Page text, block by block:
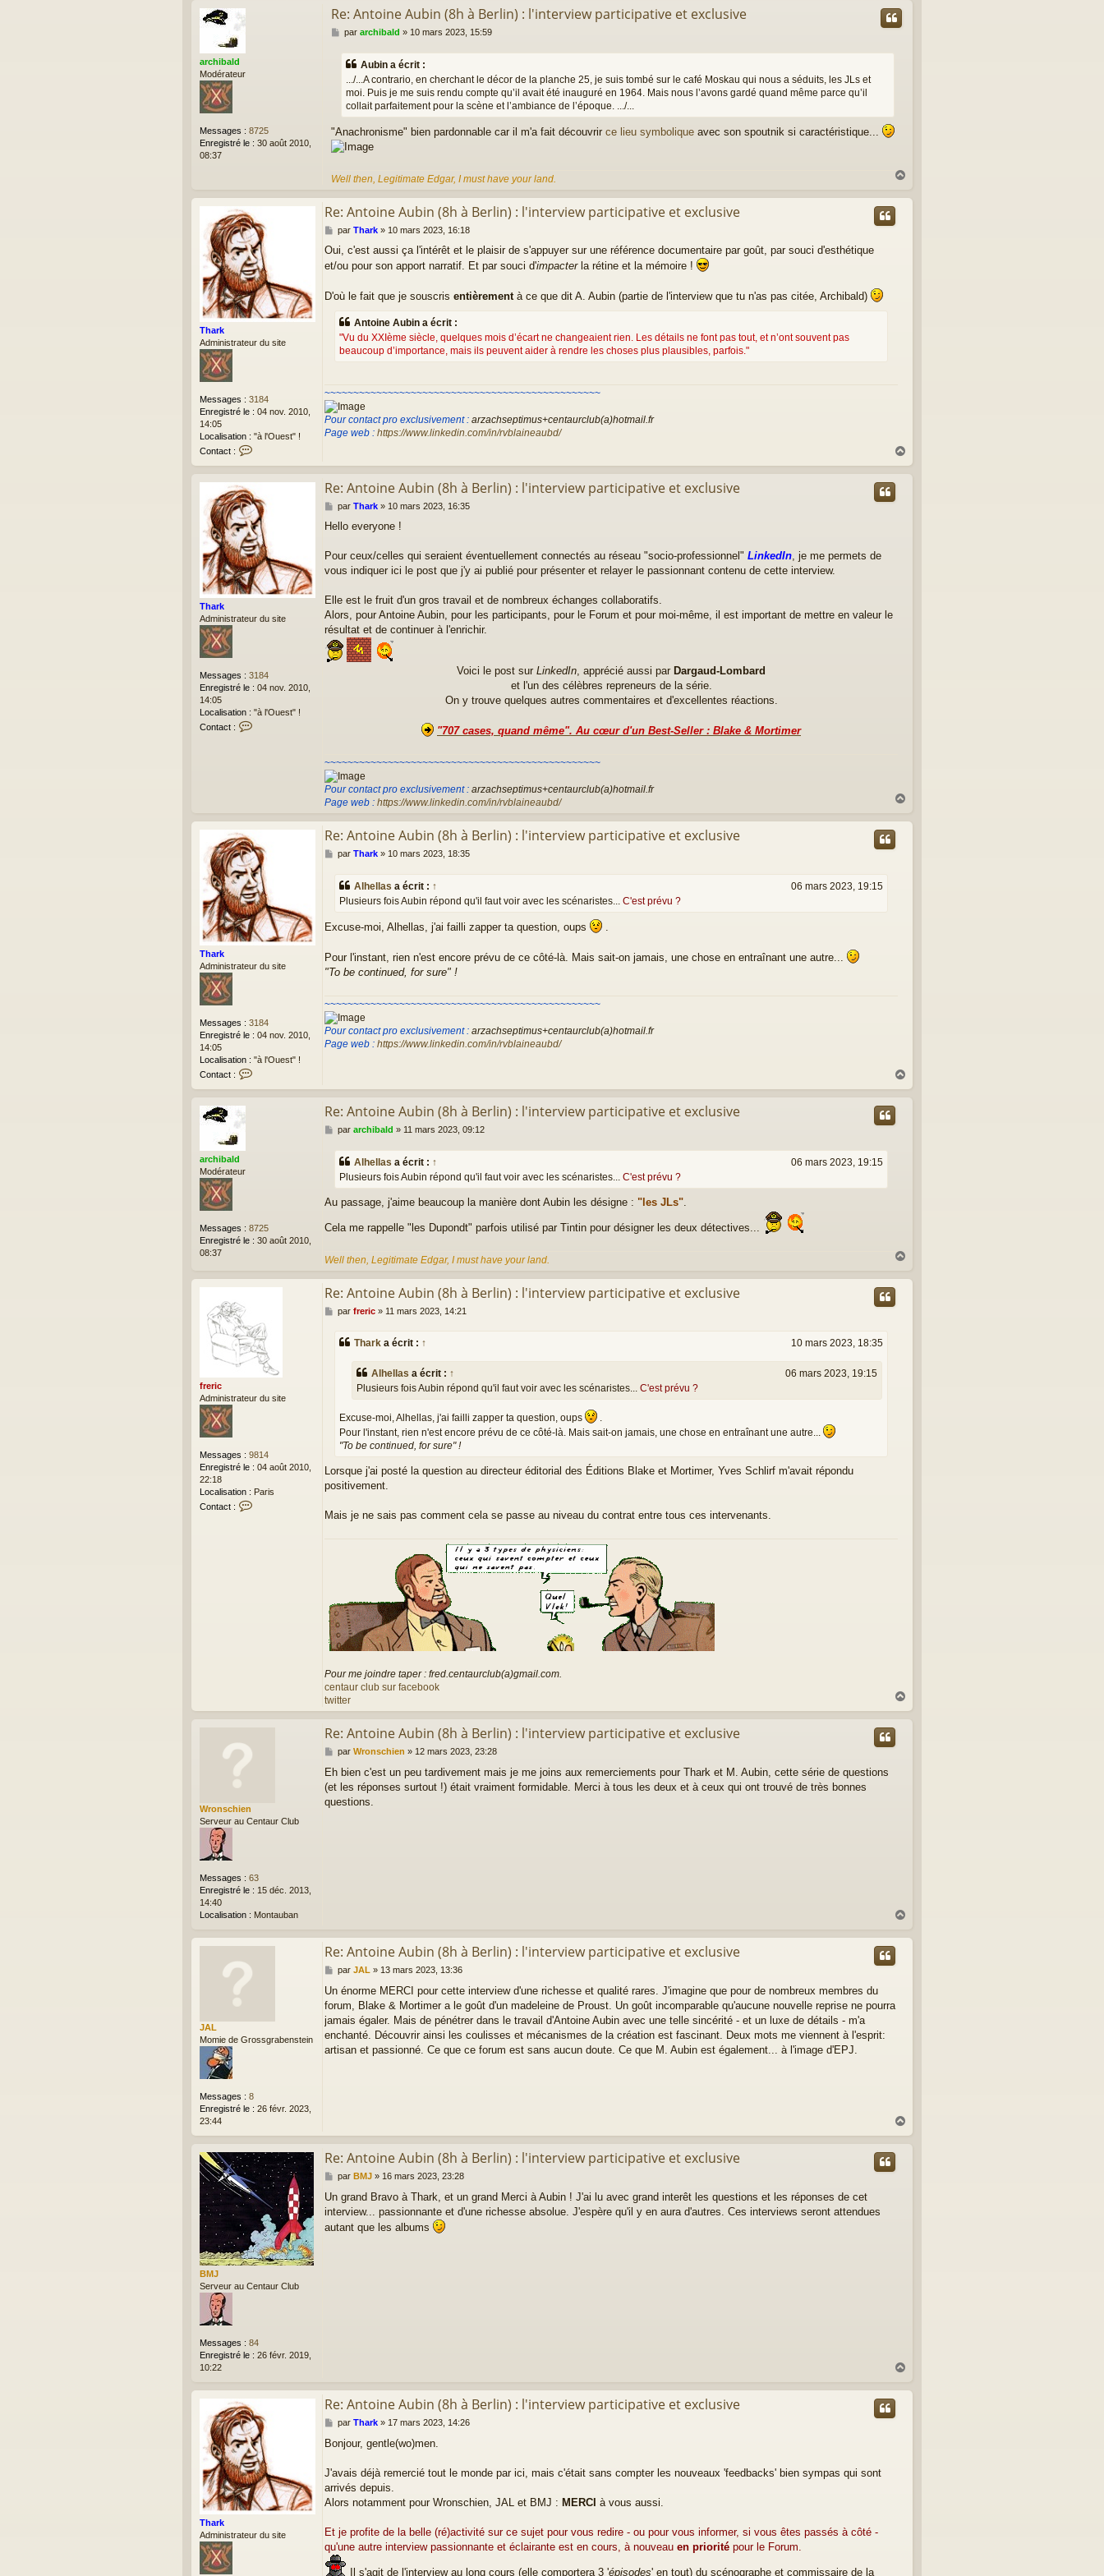
archibald
Modérateur
Messages : 8725
Enregistré le : 30 août 2010,
08:37
Re: Antoine Aubin (8h à Berlin) : l'interview participative et exclusive
M
s
par archibald » 10 mars 2023, 15:59
Aubin a écrit :
.../...A contrario, en cherchant le décor de la planche 25, je suis tombé sur le café Moskau qui nous a séduits, les JLs et
moi. Puis je me suis rendu compte qu’il avait été inauguré en 1964. Mais nous l’avons gardé quand même parce qu’il
collait parfaitement pour la scène et l’ambiance de l’époque. .../...
"Anachronisme" bien pardonnable car il m'a fait découvrir ce lieu symbolique avec son spoutnik si caractéristique...
Well then, Legitimate Edgar, I must have your land.
u
Thark
Administrateur du site
Messages : 3184
Enregistré le : 04 nov. 2010,
14:05
Localisation : "à l'Ouest" !
Contact :
t
a
c
t
e
r
T
h
a
r
Re: Antoine Aubin (8h à Berlin) : l'interview participative et exclusive
M
s
s
e
par Thark» 10 mars 2023, 16:18
Oui, c'est aussi ça l'intérêt et le plaisir de s'appuyer sur une référence documentaire par goût, par souci d'esthétique
et/ou pour son apport narratif. Et par souci d'impacterla rétine et la mémoire !
D'où le fait que je souscris entièrementà ce que dit A. Aubin (partie de l'interview que tu n'as pas citée, Archibald)
Antoine Aubin a écrit :
"Vu du XXIème siècle, quelques mois d’écart ne changeaient rien. Les détails ne font pas tout, et n’ont souvent pas
beaucoup d’importance, mais ils peuvent aider à rendre les choses plus plausibles, parfois."
~~~~~~~~~~~~~~~~~~~~~~~~~~~~~~~~~~~~~~~~~~~~~~~~
Pour contact pro exclusivement : arzachseptimus+centaurclub(a)hotmail.fr
Page web : https://www.linkedin.com/in/rvblaineaubd/
a
u
Thark
Administrateur du site
Messages : 3184
Enregistré le : 04 nov. 2010,
14:05
Localisation : "à l'Ouest" !
Contact :
r
h
a
r
k
Re: Antoine Aubin (8h à Berlin) : l'interview participative et exclusive
M
s
a
g
par Thark» 10 mars 2023, 16:35
Hello everyone !
Pour ceux/celles qui seraient éventuellement connectés au réseau "socio-professionnel" LinkedIn, je me permets de
vous indiquer ici le post que j'y ai publié pour présenter et relayer le passionnant contenu de cette interview.
Elle est le fruit d'un gros travail et de nombreux échanges collaboratifs.
Alors, pour Antoine Aubin, pour les participants, pour le Forum et pour moi-même, il est important de mettre en valeur le
résultat et de continuer à l'enrichir.
Voici le post sur LinkedIn, apprécié aussi par Dargaud-Lombard
et l'un des célèbres repreneurs de la série.
On y trouve quelques autres commentaires et d'excellentes réactions.
"707 cases, quand même". Au cœur d'un Best-Seller : Blake & Mortimer
~~~~~~~~~~~~~~~~~~~~~~~~~~~~~~~~~~~~~~~~~~~~~~~~
Pour contact pro exclusivement : arzachseptimus+centaurclub(a)hotmail.fr
Page web : https://www.linkedin.com/in/rvblaineaubd/
u
Thark
Administrateur du site
Messages : 3184
Enregistré le : 04 nov. 2010,
14:05
Localisation : "à l'Ouest" !
Contact :
k
Re: Antoine Aubin (8h à Berlin) : l'interview participative et exclusive
M
s
g
e
par Thark» 10 mars 2023, 18:35
Alhellas a écrit : ↑
06 mars 2023, 19:15
Plusieurs fois Aubin répond qu'il faut voir avec les scénaristes... C'est prévu ?
Excuse-moi, Alhellas, j'ai failli zapper ta question, oups
Pour l'instant, rien n'est encore prévu de ce côté-là. Mais sait-on jamais, une chose en entraînant une autre...
"To be continued, for sure" !
~~~~~~~~~~~~~~~~~~~~~~~~~~~~~~~~~~~~~~~~~~~~~~~~
Pour contact pro exclusivement : arzachseptimus+centaurclub(a)hotmail.fr
Page web : https://www.linkedin.com/in/rvblaineaubd/
a
u
archibald
Modérateur
Messages : 8725
Enregistré le : 30 août 2010,
08:37
Re: Antoine Aubin (8h à Berlin) : l'interview participative et exclusive
M
s
g
e
par archibald » 11 mars 2023, 09:12
Alhellas a écrit : ↑
06 mars 2023, 19:15
Plusieurs fois Aubin répond qu'il faut voir avec les scénaristes... C'est prévu ?
Au passage, j'aime beaucoup la manière dont Aubin les désigne : "les JLs"
Cela me rappelle "les Dupondt" parfois utilisé par Tintin pour désigner les deux détectives...
Well then, Legitimate Edgar, I must have your land.
u
freric
Administrateur du site
Messages : 9814
Enregistré le : 04 août 2010,
22:18
Localisation : Paris
Contact :
Re: Antoine Aubin (8h à Berlin) : l'interview participative et exclusive
M
s
par freric» 11 mars 2023, 14:21
Thark a écrit : ↑ 10 mars 2023, 18:35
Alhellas a écrit : ↑
06 mars 2023, 19:15
Plusieurs fois Aubin répond qu'il faut voir avec les scénaristes... C'est prévu ?
Excuse-moi, Alhellas, j'ai failli zapper ta question, oups
.
Pour l'instant, rien n'est encore prévu de ce côté-là. Mais sait-on jamais, une chose en entraînant une autre...
"To be continued, for sure" !
Lorsque j'ai posté la question au directeur éditorial des Éditions Blake et Mortimer, Yves Schlirf m'avait répondu
positivement.
Mais je ne sais pas comment cela se passe au niveau du contrat entre tous ces intervenants.
Pour me joindre taper : fred.centaurclub(a)gmail.com.
centaur club sur facebook
twitter
a
u
Wronschien
Serveur au Centaur Club
Messages : 63
Enregistré le : 15 déc. 2013,
14:40
Localisation : Montauban
Re: Antoine Aubin (8h à Berlin) : l'interview participative et exclusive
M
s
s
a
par Wronschien » 12 mars 2023, 23:28
Eh bien c'est un peu tardivement mais je me joins aux remerciements pour Thark et M. Aubin, cette série de questions
(et les réponses surtout !) était vraiment formidable. Merci à tous les deux et à ceux qui ont trouvé de très bonnes
questions.
u
JAL
Momie de Grossgrabenstein
Messages : 8
Enregistré le : 26 févr. 2023,
23:44
Re: Antoine Aubin (8h à Berlin) : l'interview participative et exclusive
M
s
s
a
par JAL » 13 mars 2023, 13:36
Un énorme MERCI pour cette interview d'une richesse et qualité rares. J'imagine que pour de nombreux membres du
forum, Blake & Mortimer a le goût d'un madeleine de Proust. Un goût incomparable qu'aucune nouvelle reprise ne pourra
jamais égaler. Mais de pénétrer dans le travail d'Antoine Aubin avec une telle sincérité - et un luxe de détails - m'a
enchanté. Découvrir ainsi les coulisses et mécanismes de la création est fascinant. Deux mots me viennent à l'esprit:
artisan et passionné. Ce que ce forum est sans aucun doute. Ce que M. Aubin est également... à l'image d'EPJ.
a
u
BMJ
Serveur au Centaur Club
Messages : 84
Enregistré le : 26 févr. 2019,
10:22
Re: Antoine Aubin (8h à Berlin) : l'interview participative et exclusive
M
s
s
a
par BMJ» 16 mars 2023, 23:28
Un grand Bravo à Thark, et un grand Merci à Aubin ! J'ai lu avec grand interêt les questions et les réponses de cet
interview... passionnante et d'une richesse absolue. J'espère qu'il y en aura d'autres. Ces interviews seront attendues
autant que les albums
u
Thark
Administrateur du site
Re: Antoine Aubin (8h à Berlin) : l'interview participative et exclusive
M
s
a
g
par Thark» 17 mars 2023, 14:26
Bonjour, gentle(wo)men.
J'avais déjà remercié tout le monde par ici, mais c'était sans compter les nouveaux 'feedbacks' bien sympas qui sont
arrivés depuis.
Alors notamment pour Wronschien, JAL et BMJ : MERCI à vous aussi.
Et je profite de la belle (ré)activité sur ce sujet pour vous redire - ou pour vous informer, si vous êtes passés à côté -
qu'une autre interview passionnante et éclairante est en cours, à nouveau en priorité pour le Forum.
Il s'agit de l'interview au long cours (elle comportera 3 'épisodes' en tout) du scénographe et commissaire de la